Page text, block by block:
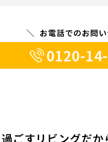
お電話でのお問
0120-
ごすリビングだ